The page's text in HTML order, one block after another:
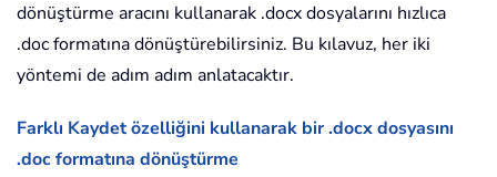
dönüştürme aracını kullanarak .docx dosyalarını hızlıca
.doc formatına dönüştürebilirsiniz. Bu kılavuz, her iki
yöntemi de adım adım anlatacaktır.
Farklı Kaydet özelliğini kullanarak bir .docx dosyasını
.doc formatına dönüştürme